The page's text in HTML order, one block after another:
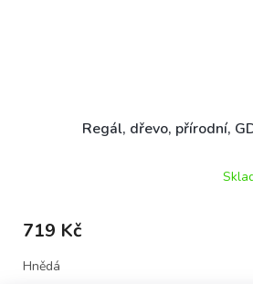
Regál, dřevo, přírodní,
719 Kč
Hnědá